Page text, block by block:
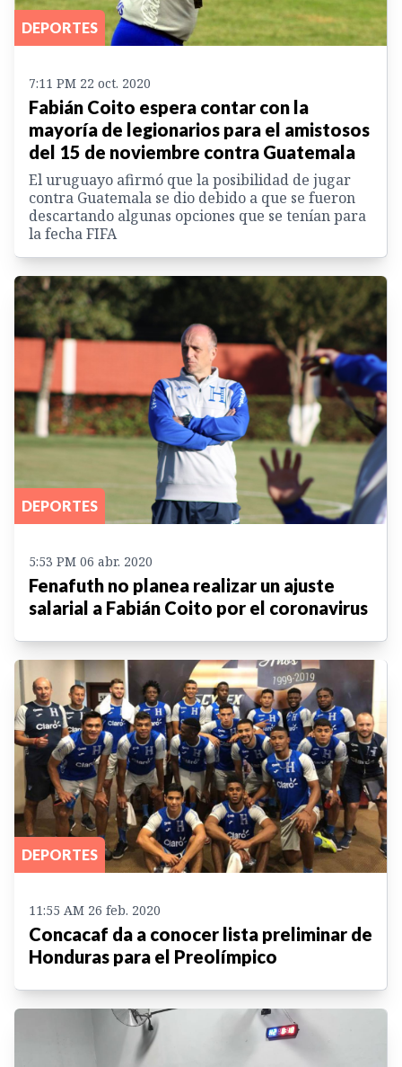
DEPORTES
7:11 PM 22 oct. 2020
Fabián Coito espera contar con la
mayoría de legionarios para el amistosos
del 15 de noviembre contra Guatemala
El uruguayo afirmó que la posibilidad de jugar
contra Guatemala se dio debido a que se fueron
descartando algunas opciones que se tenían para
la fecha FIFA
DEPORTES
5:53 PM 06 abr. 2020
Fenafuth no planea realizar un ajuste
salarial a Fabián Coito por el coronavirus
DEPORTES
11:55 AM 26 feb. 2020
Concacaf da a conocer lista preliminar de
Honduras para el Preolímpico